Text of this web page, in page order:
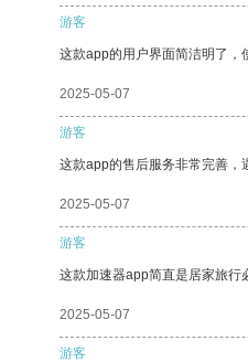
游客
这款app的用户界面简洁明了，
2025-05-07
游客
这款app的售后服务非常完善，
2025-05-07
游客
这款加速器app简直是居家旅行
2025-05-07
游客